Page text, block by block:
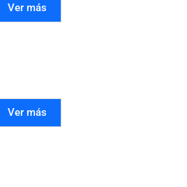
Ver más
Ver más